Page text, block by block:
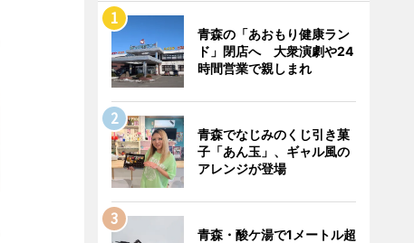
青森の「あおもり健康ラン
ド」閉店へ 大衆演劇や24
時間営業で親しまれ
青森でなじみのくじ引き菓
子「あん玉」、ギャル風の
アレンジが登場
青森・酸ケ湯で1メートル超